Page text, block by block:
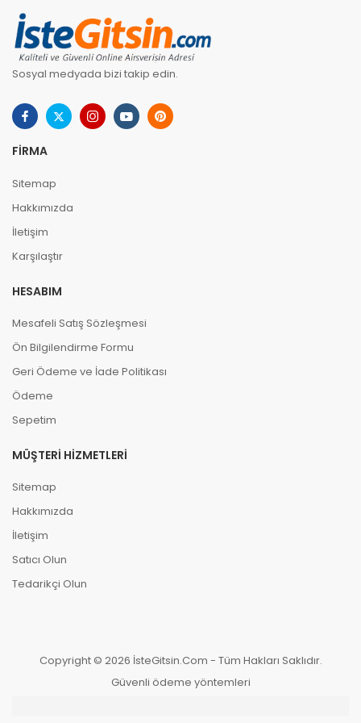
Sosyal medyada bizi takip edin.
FIRMA
Sitemap
Hakkımızda
İletişim
Karşılaştır
HESABIM
Mesafeli Satış Sözleşmesi
Ön Bilgilendirme Formu
Geri Ödeme ve İade Politikası
Ödeme
Sepetim
MÜŞTERI HIZMETLERI
Sitemap
Hakkımızda
İletişim
Satıcı Olun
Tedarikçi Olun
Copyright © 2026 İsteGitsin.Com - Tüm Hakları Saklıdır.
Güvenli ödeme yöntemleri